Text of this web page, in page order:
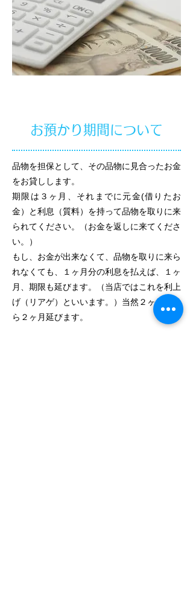
お預かり期間について
品物を担保として、その品物に見合ったお金
をお貸しします。
期限は３ヶ月、それまでに元金(借りたお
金）と利息（質料）を持って品物を取りに来
られてください。（お金を返しに来てくださ
い。）
もし、お金が出来なくて、品物を取りに来ら
れなくても、１ヶ月分の利息を払えば、１ヶ
月、期限も延びます。（当店ではこれを利上
げ（リアゲ）といいます。）当然２ヶ月分な
ら２ヶ月延びます。